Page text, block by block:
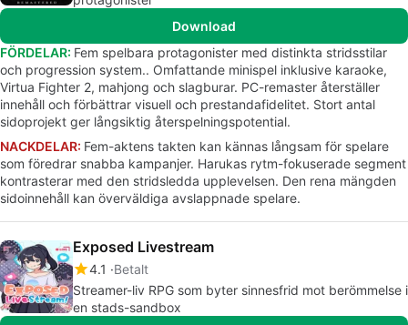
Download
FÖRDELAR: Fem spelbara protagonister med distinkta stridsstilar
och progression system.. Omfattande minispel inklusive karaoke,
Virtua Fighter 2, mahjong och slagburar. PC-remaster återställer
innehåll och förbättrar visuell och prestandafidelitet. Stort antal
sidoprojekt ger långsiktig återspelningspotential.
NACKDELAR: Fem-aktens takten kan kännas långsam för spelare
som föredrar snabba kampanjer. Harukas rytm-fokuserade segment
kontrasterar med den stridsledda upplevelsen. Den rena mängden
sidoinnehåll kan överväldiga avslappnade spelare.
Exposed Livestream
4.1
Betalt
Streamer-liv RPG som byter sinnesfrid mot berömmelse i
en stads-sandbox